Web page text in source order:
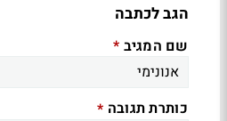
הגב לכתבה
שם המגיב *
כותרת תגובה *